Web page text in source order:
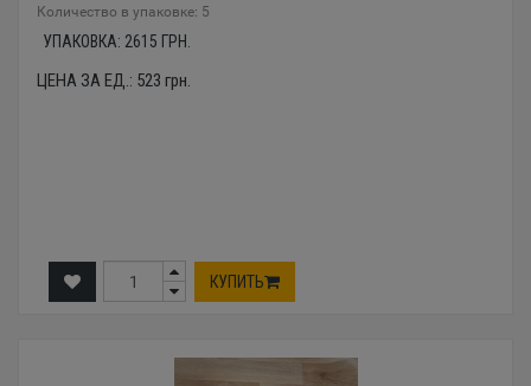
Количество в упаковке: 5
УПАКОВКА: 2615 ГРН.
ЦЕНА ЗА ЕД.: 523 грн.
КУПИТЬ